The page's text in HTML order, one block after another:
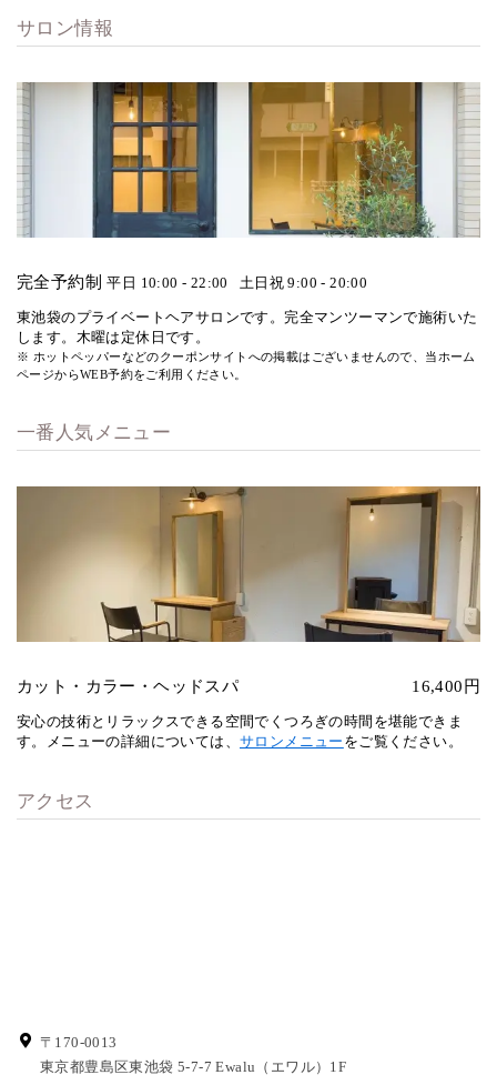
サロン情報
完全予約制平日 10:00 - 22:00 土日祝 9:00 - 20:00
東池袋のプライベートヘアサロンです。完全マンツーマンで施術いた
します。木曜は定休日です。
※ ホットペッパーなどのクーポンサイトへの掲載はございませんので、当ホーム
ページからWEB予約をご利用ください。
一番人気メニュー
カット・カラー・ヘッドスパ 16,400円
安心の技術とリラックスできる空間でくつろぎの時間を堪能できま
す。メニューの詳細については、 サロンメニュー をご覧ください。
アクセス
〒170-0013
東京都豊島区東池袋 5-7-7Ewalu（エワル）1F